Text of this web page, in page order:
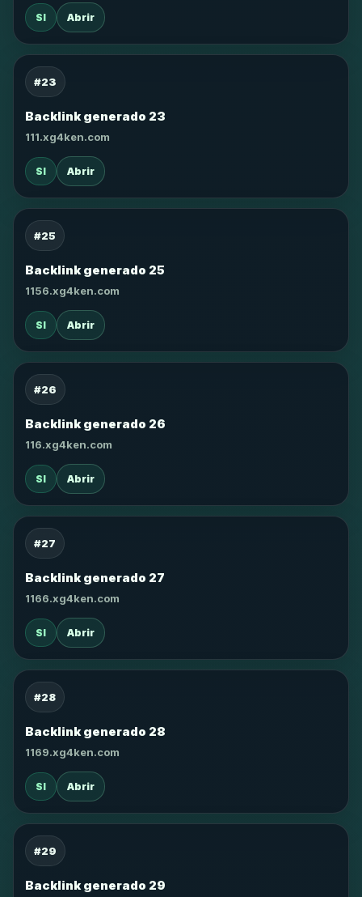
SI Abrir
#23
Backlink generado 23
111.xg4ken.com
SI Abrir
#25
Backlink generado 25
1156.xg4ken.com
SI Abrir
#26
Backlink generado 26
116.xg4ken.com
SI Abrir
#27
Backlink generado 27
1166.xg4ken.com
SI Abrir
#28
Backlink generado 28
1169.xg4ken.com
SI Abrir
#29
Backlink generado 29